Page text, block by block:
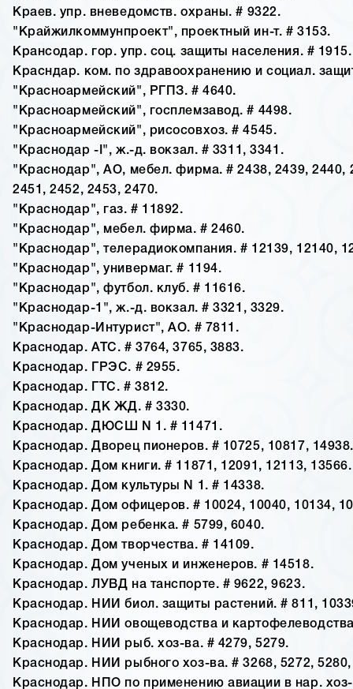
Краев. упр. вневедомств. охраны. # 9322.
"Крайжилкоммунпроект", проектный ин-т. # 3153.
Крансодар. гор. упр. соц. защиты населения. # 1915.
Красндар. ком. по здравоохранению и социал.
"Красноармейский", РГПЗ. # 4640.
"Красноармейский", госплемзавод. # 4498.
"Красноармейский", рисосовхоз. # 4545.
"Краснодар -I", ж.-д. вокзал. # 3311, 3341.
"Краснодар", АО, мебел. фирма. # 2438, 2439, 2440,
2451, 2452, 2453, 2470.
"Краснодар", газ. # 11892.
"Краснодар", мебел. фирма. # 2460.
"Краснодар", телерадиокомпания. # 12139, 12140,
"Краснодар", универмаг. # 1194.
"Краснодар", футбол. клуб. # 11616.
"Краснодар-1", ж.-д. вокзал. # 3321, 3329.
"Краснодар-Интурист", АО. # 7811.
Краснодар. АТС. # 3764, 3765, 3883.
Краснодар. ГРЭС. # 2955.
Краснодар. ГТС. # 3812.
Краснодар. ДК ЖД. # 3330.
Краснодар. ДЮСШ N 1. # 11471.
Краснодар. Дворец пионеров. # 10725, 10817, 14938.
Краснодар. Дом книги. # 11871, 12091, 12113, 13566.
Краснодар. Дом культуры N 1. # 14338.
Краснодар. Дом офицеров. # 10024, 10040, 10134,
Краснодар. Дом ребенка. # 5799, 6040.
Краснодар. Дом творчества. # 14109.
Краснодар. Дом ученых и инженеров. # 14518.
Краснодар. ЛУВД на танспорте. # 9622, 9623.
Краснодар. НИИ биол. защиты растений. # 811,
Краснодар. НИИ овощеводства и
Краснодар. НИИ рыб. хоз-ва. # 4279, 5279.
Краснодар. НИИ рыбного хоз-ва. # 3268, 5272, 5280,
Краснодар. НПО по применению авиации в нар.